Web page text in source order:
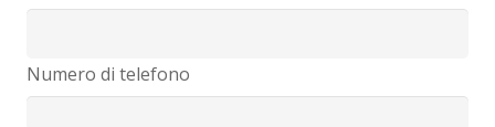
Numero di telefono